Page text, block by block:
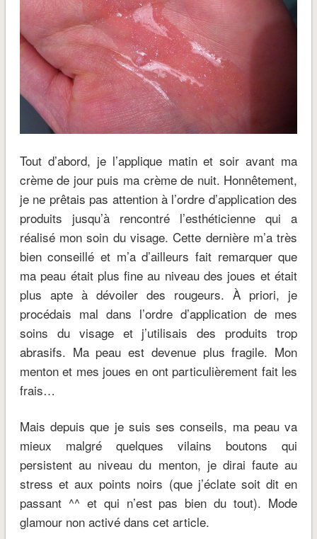
Tout d’abord, je l’applique matin et soir avant ma
crème de jour puis ma crème de nuit. Honnêtement,
je ne prêtais pas attention à l’ordre d’application des
produits jusqu’à rencontré l’esthéticienne qui a
réalisé mon soin du visage. Cette dernière m’a très
bien conseillé et m’a d’ailleurs fait remarquer que
ma peau était plus fine au niveau des joues et était
plus apte à dévoiler des rougeurs. À priori, je
procédais mal dans l’ordre d’application de mes
soins du visage et j’utilisais des produits trop
abrasifs. Ma peau est devenue plus fragile. Mon
menton et mes joues en ont particulièrement fait les
frais…
Mais depuis que je suis ses conseils, ma peau va
mieux malgré quelques vilains boutons qui
persistent au niveau du menton, je dirai faute au
stress et aux points noirs (que j’éclate soit dit en
passant ^^ et qui n’est pas bien du tout). Mode
glamour non activé dans cet article.